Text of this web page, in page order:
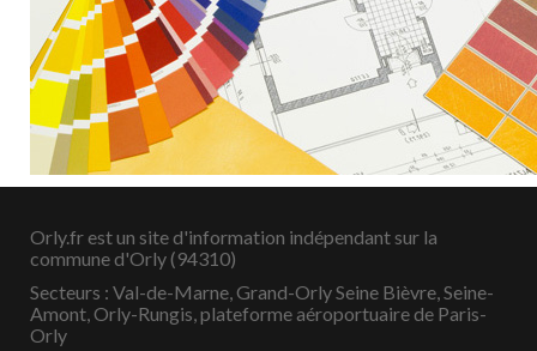
Orly.fr est un site d'information indépendant sur la
commune d'Orly (94310)
Secteurs : Val-de-Marne, Grand-Orly Seine Bièvre, Seine-
Amont, Orly-Rungis, plateforme aéroportuaire de Paris-
Orly